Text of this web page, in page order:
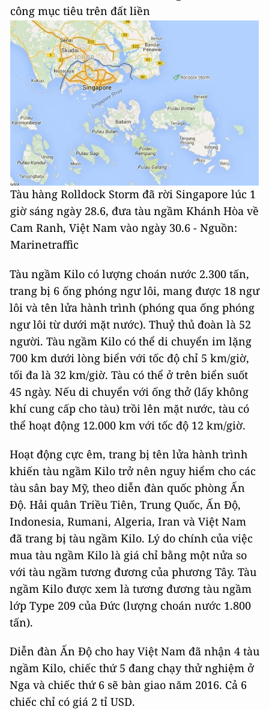
công mục tiêu trên đất liền
Tàu hàng Rolldock Storm đã rời Singapore lúc 1
giờ sáng ngày 28.6, đưa tàu ngầm Khánh Hòa về
Cam Ranh, Việt Nam vào ngày 30.6 - Nguồn:
Marinetraffic
Tàu ngầm Kilo có lượng choán nước 2.300 tấn,
trang bị 6 ống phóng ngư lôi, mang được 18 ngư
lôi và tên lửa hành trình (phóng qua ống phóng
ngư lôi từ dưới mặt nước). Thuỷ thủ đoàn là 52
người. Tàu ngầm Kilo có thể di chuyển im lặng
700 km dưới lòng biển với tốc độ chỉ 5 km/giờ,
tối đa là 32 km/giờ. Tàu có thể ở trên biển suốt
45 ngày. Nếu di chuyển với ống thở (lấy không
khí cung cấp cho tàu) trồi lên mặt nước, tàu có
thể hoạt động 12.000 km với tốc độ 12 km/giờ.
Hoạt động cực êm, trang bị tên lửa hành trình
khiến tàu ngầm Kilo trở nên nguy hiểm cho các
tàu sân bay Mỹ, theo diễn đàn quốc phòng Ấn
Độ. Hải quân Triều Tiên, Trung Quốc, Ấn Độ,
Indonesia, Rumani, Algeria, Iran và Việt Nam
đã trang bị tàu ngầm Kilo. Lý do chính của việc
mua tàu ngầm Kilo là giá chỉ bằng một nửa so
với tàu ngầm tương đương của phương Tây. Tàu
ngầm Kilo được xem là tương đương tàu ngầm
lớp Type 209 của Đức (lượng choán nước 1.800
tấn).
Diễn đàn Ấn Độ cho hay Việt Nam đã nhận 4 tàu
ngầm Kilo, chiếc thứ 5 đang chạy thử nghiệm ở
Nga và chiếc thứ 6 sẽ bàn giao năm 2016. Cả 6
chiếc chỉ có giá 2 tỉ USD.